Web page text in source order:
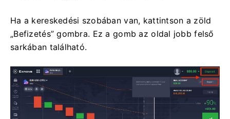
Ha a kereskedési szobában van, kattintson a zöld
„Befizetés” gombra. Ez a gomb az oldal jobb felső
sarkában található.